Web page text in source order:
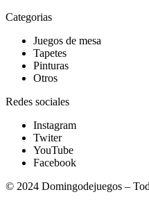
Categorias
Juegos de mesa
Tapetes
Pinturas
Otros
Redes sociales
Instagram
Twiter
YouTube
Facebook
© 2024 Domingodejuegos –